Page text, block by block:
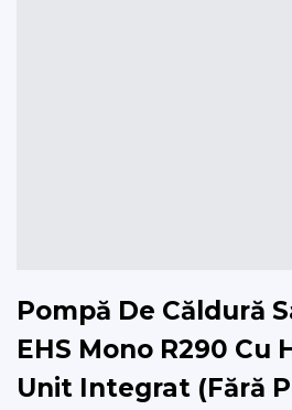
Pompă De Căldură
EHS Mono R290 Cu
Unit Integrat (Fără